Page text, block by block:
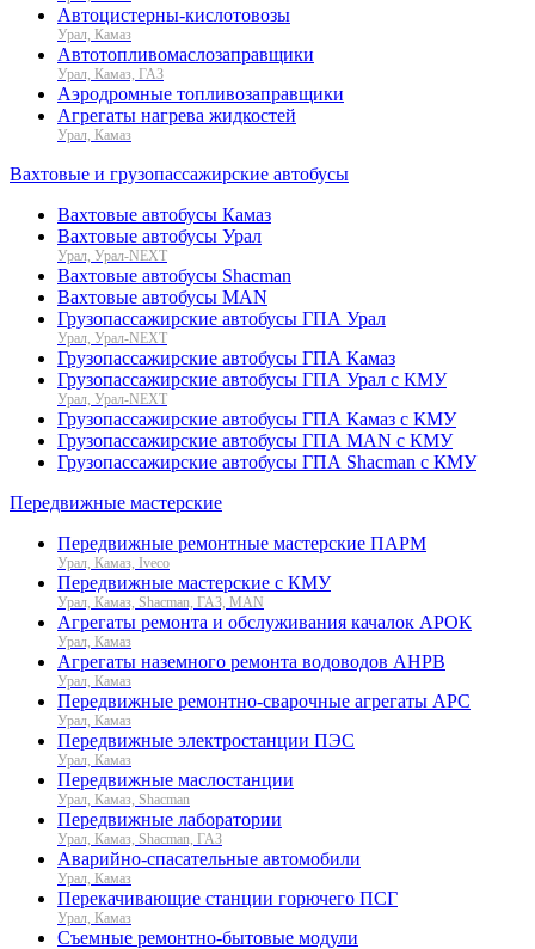
Автоцистерны-кислотовозы
Урал, Камаз
Автотопливомаслозаправщики
Урал, Камаз, ГАЗ
Аэродромные топливозаправщики
Агрегаты нагрева жидкостей
Урал, Камаз
Вахтовые и грузопассажирские автобусы
Вахтовые автобусы Камаз
Вахтовые автобусы Урал
Урал, Урал-NEXT
Вахтовые автобусы Shacman
Вахтовые автобусы MAN
Грузопассажирские автобусы ГПА Урал
Урал, Урал-NEXT
Грузопассажирские автобусы ГПА Камаз
Грузопассажирские автобусы ГПА Урал с КМУ
Урал, Урал-NEXT
Грузопассажирские автобусы ГПА Камаз с КМУ
Грузопассажирские автобусы ГПА MAN с КМУ
Грузопассажирские автобусы ГПА Shacman с КМУ
Передвижные мастерские
Передвижные ремонтные мастерские ПАРМ
Урал, Камаз, Iveco
Передвижные мастерские с КМУ
Урал, Камаз, Shacman, ГАЗ, MAN
Агрегаты ремонта и обслуживания качалок АРОК
Урал, Камаз
Агрегаты наземного ремонта водоводов АНРВ
Урал, Камаз
Передвижные ремонтно-сварочные агрегаты АРС
Урал, Камаз
Передвижные электростанции ПЭС
Урал, Камаз
Передвижные маслостанции
Урал, Камаз, Shacman
Передвижные лаборатории
Урал, Камаз, Shacman, ГАЗ
Аварийно-спасательные автомобили
Урал, Камаз
Перекачивающие станции горючего ПСГ
Урал, Камаз
Съемные ремонтно-бытовые модули